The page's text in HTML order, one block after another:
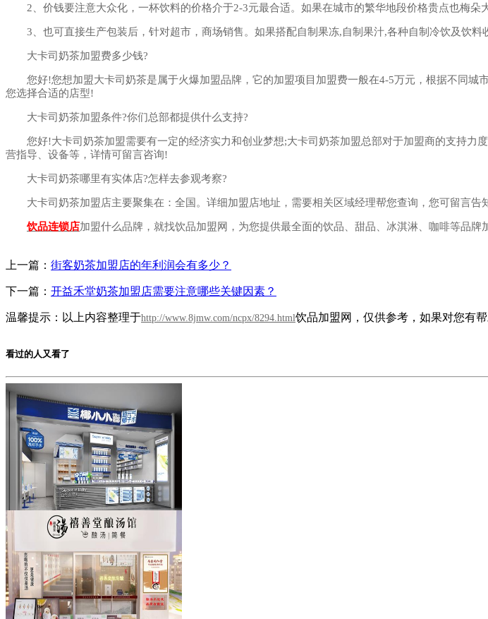
2、价钱要注意大众化，一杯饮料的价格介于2-3元最合适。如果在城市的繁华地段价格贵点也梅朵大
3、也可直接生产包装后，针对超市，商场销售。如果搭配自制果冻,自制果汁,各种自制冷饮及饮料
大卡司奶茶加盟费多少钱?
您好!您想加盟大卡司奶茶是属于火爆加盟品牌，它的加盟项目加盟费一般在4-5万元，根据不同城
您选择合适的店型!
大卡司奶茶加盟条件?你们总部都提供什么支持?
您好!大卡司奶茶加盟需要有一定的经济实力和创业梦想;大卡司奶茶加盟总部对于加盟商的支持力
营指导、设备等，详情可留言咨询!
大卡司奶茶哪里有实体店?怎样去参观考察?
大卡司奶茶加盟店主要聚集在：全国。详细加盟店地址，需要相关区域经理帮您查询，您可留言告
饮品连锁店加盟什么品牌，就找饮品加盟网，为您提供最全面的饮品、甜品、冰淇淋、咖啡等品牌
上一篇： 街客奶茶加盟店的年利润会有多少？
下一篇： 开益禾堂奶茶加盟店需要注意哪些关键因素？
温馨提示：以上内容整理于http://www.8jmw.com/ncpx/8294.html饮品加盟网，仅供参考，如果对您有
看过的人又看了
椰小小元气椰子水 加盟费用：